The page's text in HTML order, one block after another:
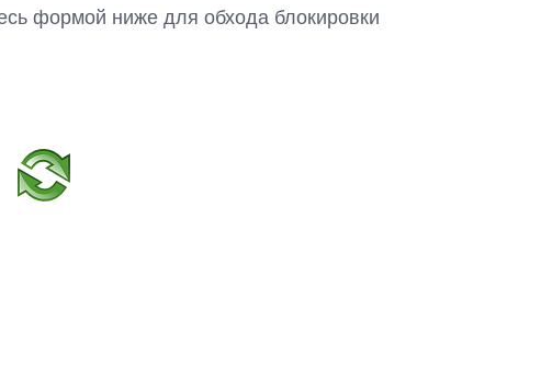
формой ниже для обхода блокировки